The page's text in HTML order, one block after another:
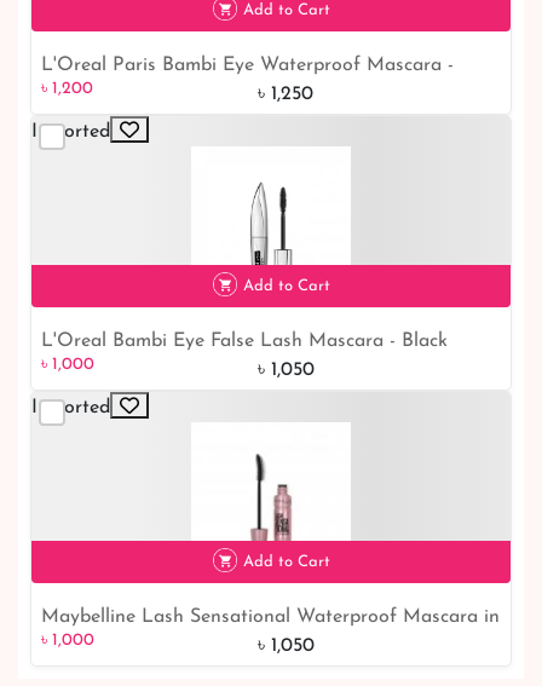
৳ 1,200
Add to Cart
L'Oreal Paris Bambi Eye Waterproof Mascara -
Long Lasting Volume in Blackest Black (405)
৳ 1,200
৳ 1,250
Imported
৳ 1,0005% off
Add to Cart
L'Oreal Bambi Eye False Lash Mascara - Black
8.9ml: Unveil Mesmerizing Lashes
৳ 1,000
৳ 1,050
Imported
৳ 1,0005% off
Add to Cart
Maybelline Lash Sensational Waterproof Mascara in
Brownish Black - Long-Lasting and Smudge-Proof
৳ 1,000 ৳ 1,050